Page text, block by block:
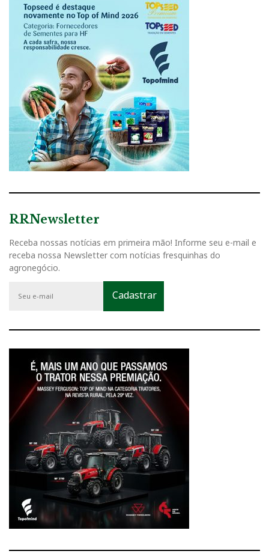
RRNewsletter
Receba nossas notícias em primeira mão! Informe seu e-mail e
receba nossa Newsletter com notícias fresquinhas do
agronegócio.